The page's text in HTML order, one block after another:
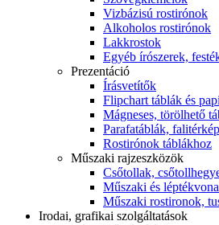
Vizbázisú rostirónok
Alkoholos rostirónok
Lakkrostok
Egyéb írószerek,
Prezentáció
Írásvetítők
Flipchart táblák és
Mágneses, törölhető
Parafatáblák,
Rostirónok táblákhoz
Műszaki rajzeszközök
Csőtollak,
Műszaki és
Műszaki rostironok,
Irodai, grafikai szolgáltatások